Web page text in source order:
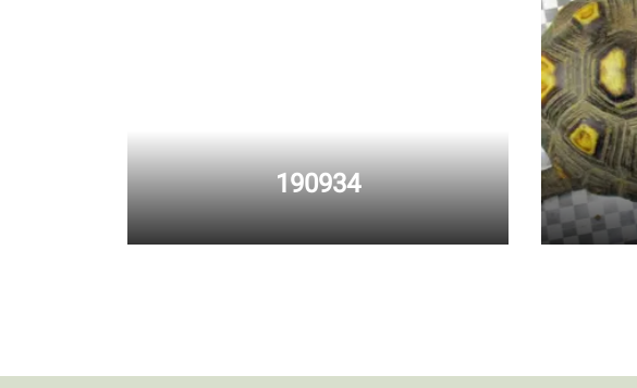
190934